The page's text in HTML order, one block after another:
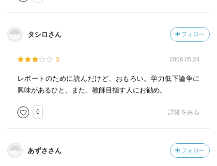
タシロさん フォロー
3 2006.05.24
レポートのために読んだけど、おもろい。学力低下論争に
興味があるひと、また、教師目指す人にお勧め。
0 詳細をみる
あずささん フォロー